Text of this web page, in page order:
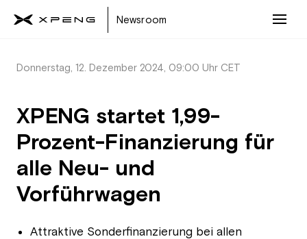
Newsroom
Donnerstag, 12. Dezember 2024, 09:00 Uhr CET
XPENG startet 1,99-
Prozent-Finanzierung für
alle Neu- und
Vorführwagen
Attraktive Sonderfinanzierung bei allen